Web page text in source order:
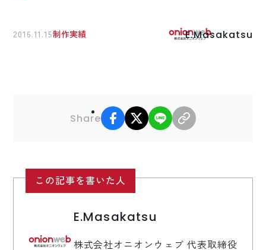
各種印刷物デザイン
ブランディング
2016.11.15制作実績 E.Masakatsu
Share
facebook
X LINE
この記事を書いた人
E.Masakatsu
株式会社オニオンウェブ 代表取締役